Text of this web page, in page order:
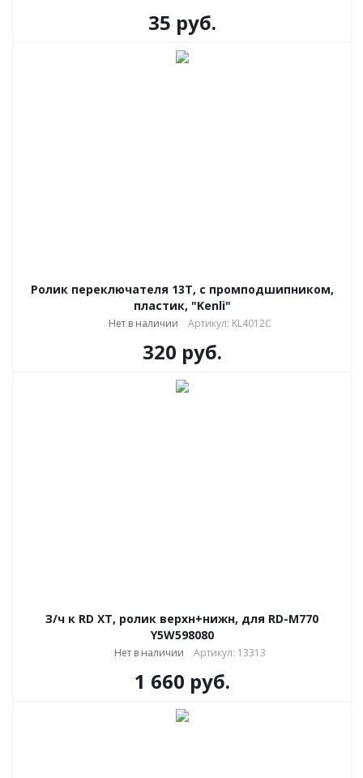
35 руб.
Ролик переключателя 13Т, с промподшипником,
пластик, "Kenli"
Нет в наличии Артикул: KL4012C
320 руб.
З/ч к RD XT, ролик верхн+нижн, для RD-M770
Y5W598080
Нет в наличии Артикул: 13313
1 660 руб.